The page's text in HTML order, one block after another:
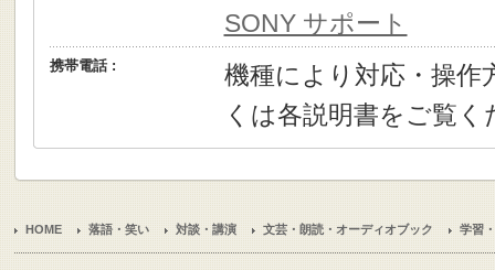
SONY サポート
携帯電話 :
機種により対応・操作
くは各説明書をご覧く
HOME 落語・笑い 対談・講演 文芸・朗読・オーディオブック 学習